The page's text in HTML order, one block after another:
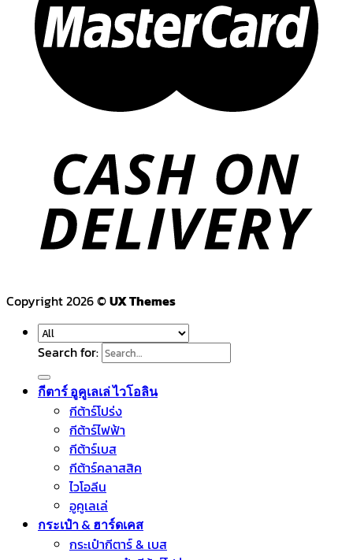
Copyright 2026 ©UX Themes
Search for:
กีตาร์ อูคูเลเล่ ไวโอลิน
กีต้าร์โปร่ง
กีต้าร์ไฟฟ้า
กีต้าร์เบส
กีต้าร์คลาสสิค
ไวโอลีน
อูคูเลเล่
กระเป๋า & ฮาร์ดเคส
กระเป๋ากีตาร์ & เบส